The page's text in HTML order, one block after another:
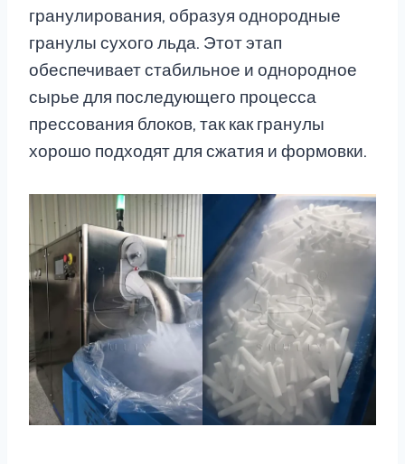
гранулирования, образуя однородные
гранулы сухого льда. Этот этап
обеспечивает стабильное и однородное
сырье для последующего процесса
прессования блоков, так как гранулы
хорошо подходят для сжатия и формовки.